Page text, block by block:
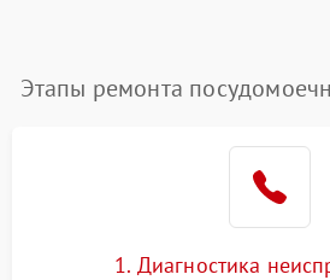
Этапы ремонта
1. Диагностика